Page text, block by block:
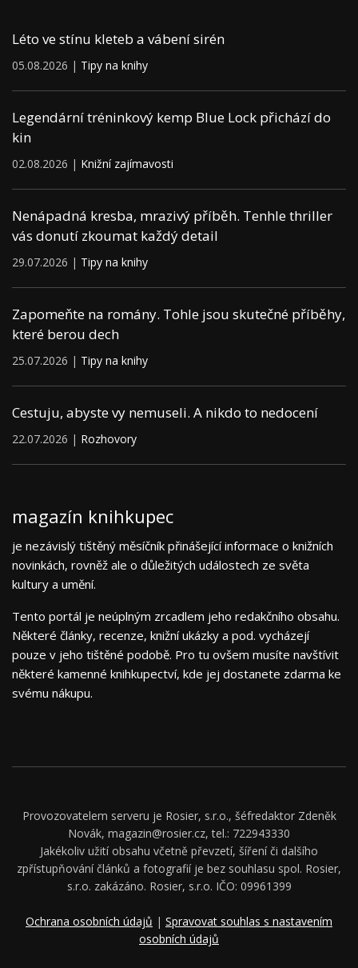
Léto ve stínu kleteb a vábení sirén
05.08.2026 | Tipy na knihy
Legendární tréninkový kemp Blue Lock přichází do
kin
02.08.2026 | Knižní zajímavosti
Nenápadná kresba, mrazivý příběh. Tenhle thriller
vás donutí zkoumat každý detail
29.07.2026 | Tipy na knihy
Zapomeňte na romány. Tohle jsou skutečné příběhy,
které berou dech
25.07.2026 | Tipy na knihy
Cestuju, abyste vy nemuseli. A nikdo to nedocení
22.07.2026 | Rozhovory
magazín knihkupec
je nezávislý tištěný měsíčník přinášející informace o knižních
novinkách, rovněž ale o důležitých událostech ze světa
kultury a umění.
Tento portál je neúplným zrcadlem jeho redakčního obsahu.
Některé články, recenze, knižní ukázky a pod. vycházejí
pouze v jeho tištěné podobě. Pro tu ovšem musíte navštívit
některé kamenné knihkupectví, kde jej dostanete zdarma ke
svému nákupu.
Provozovatelem serveru je Rosier, s.r.o., šéfredaktor Zdeněk
Novák, magazin@rosier.cz, tel.: 722943330
Jakékoliv užití obsahu včetně převzetí, šíření či dalšího
zpřístupňování článků a fotografií je bez souhlasu spol. Rosier,
s.r.o. zakázáno. Rosier, s.r.o. IČO: 09961399
Ochrana osobních údajů | Spravovat souhlas s nastavením
osobních údajů